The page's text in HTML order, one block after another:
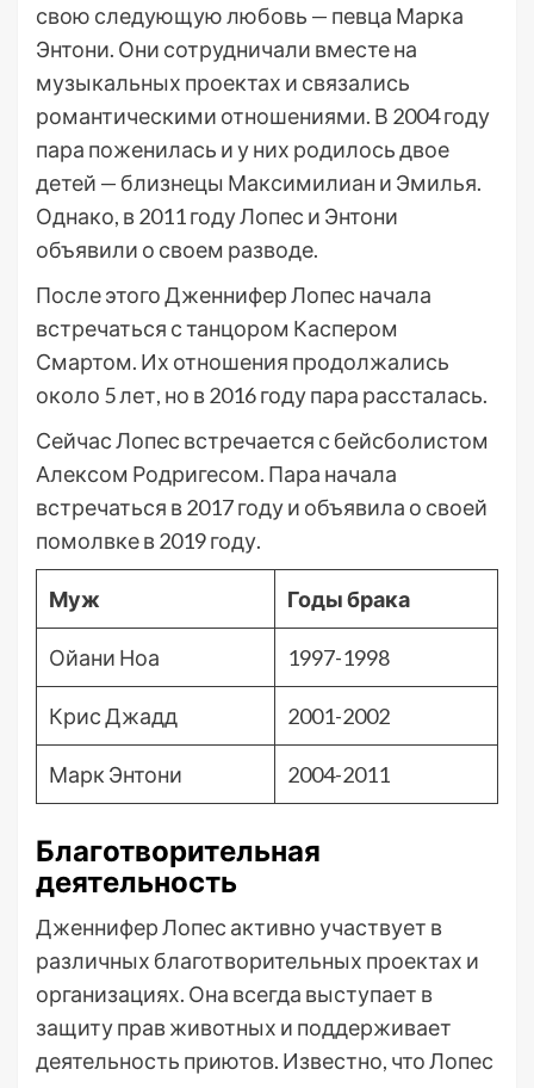
свою следующую любовь — певца Марка
Энтони. Они сотрудничали вместе на
музыкальных проектах и связались
романтическими отношениями. В 2004 году
пара поженилась и у них родилось двое
детей — близнецы Максимилиан и Эмилья.
Однако, в 2011 году Лопес и Энтони
объявили о своем разводе.
После этого Дженнифер Лопес начала
встречаться с танцором Каспером
Смартом. Их отношения продолжались
около 5 лет, но в 2016 году пара рассталась.
Сейчас Лопес встречается с бейсболистом
Алексом Родригесом. Пара начала
встречаться в 2017 году и объявила о своей
помолвке в 2019 году.
Муж Годы брака
Ойани Ноа 1997-1998
Крис Джадд 2001-2002
Марк Энтони 2004-2011
Благотворительная
деятельность
Дженнифер Лопес активно участвует в
различных благотворительных проектах и
организациях. Она всегда выступает в
защиту прав животных и поддерживает
деятельность приютов. Известно, что Лопес